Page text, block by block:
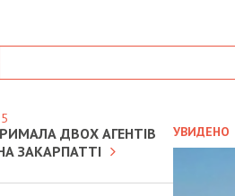
УВИДЕНО
ДВОХ АГЕНТІВ
ЗАКАРПАТТІ